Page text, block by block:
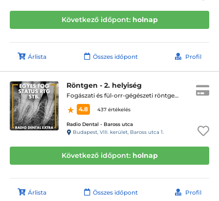
Következő időpont: holnap
Árlista Összes időpont Profil
Röntgen - 2. helyiség
Fogászati és fül-orr-gégészeti röntgen, cbct készítése
4.8
437 értékelés
Radio Dental - Baross utca
Budapest, VIII. kerület, Baross utca 1.
Következő időpont: holnap
Árlista Összes időpont Profil